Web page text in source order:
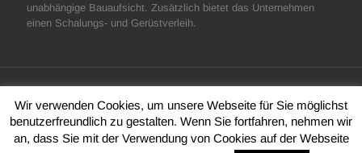
unabhängige Bauaufsicht. Zusätzlich bietet das Unternehmen
einen Schalungs- und Gerüstverleih.
© 2017 cn-bau.at -Impressum|Datenschutz- Idee & Umsetzung
Wir verwenden Cookies, um unsere Webseite für Sie möglichst
benutzerfreundlich zu gestalten. Wenn Sie fortfahren, nehmen wir
an, dass Sie mit der Verwendung von Cookies auf der Webseite